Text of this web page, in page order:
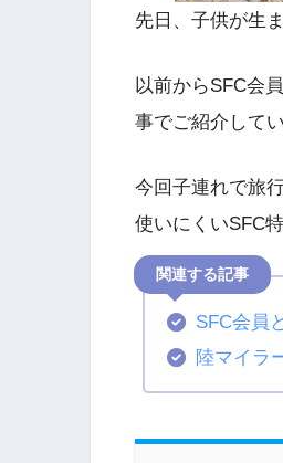
先日、子供が生
以前からSFC会
事でご紹介して
今回子連れで旅
使いにくいSFC
SFC会員
陸マイラ